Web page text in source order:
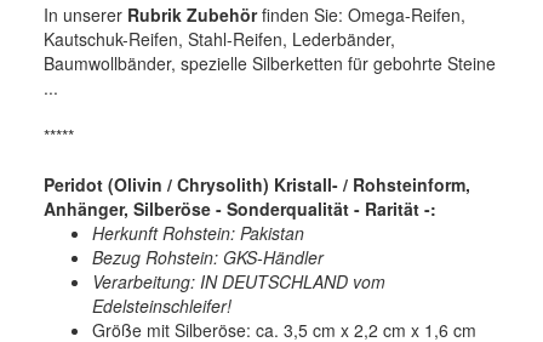
In unserer Rubrik Zubehörfinden Sie: Omega-Reifen,
Kautschuk-Reifen, Stahl-Reifen, Lederbänder,
Baumwollbänder, spezielle Silberketten für gebohrte Steine
...
*****
Peridot (Olivin / Chrysolith) Kristall- / Rohsteinform,
Anhänger, Silberöse - Sonderqualität - Rarität -:
Herkunft Rohstein: Pakistan
Bezug Rohstein: GKS-Händler
Verarbeitung: IN DEUTSCHLAND vom
Edelsteinschleifer!
Größe mit Silberöse: ca. 3,5 cm x 2,2 cm x 1,6 cm